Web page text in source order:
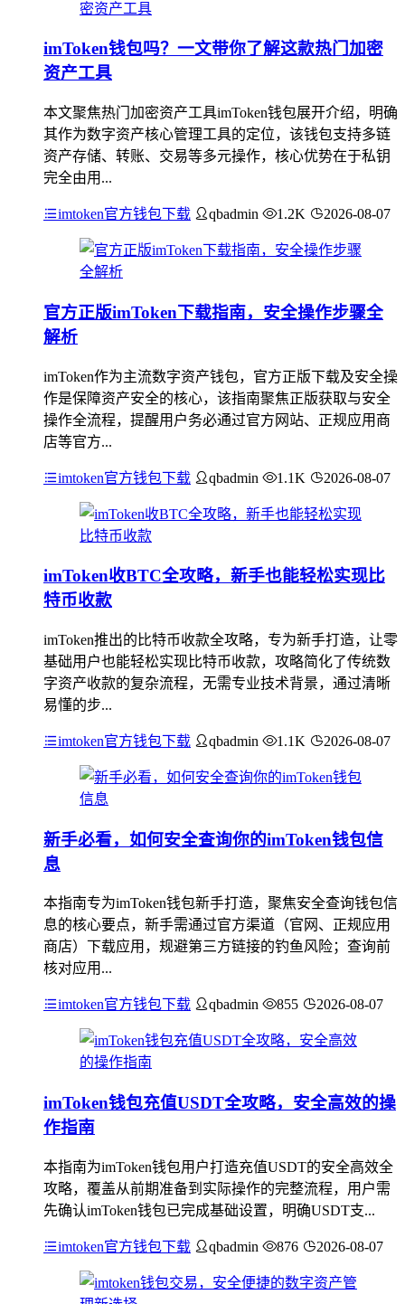
imToken钱包吗？一文带你了解这款热门加密
资产工具
本文聚焦热门加密资产工具imToken钱包展开介绍，明确
其作为数字资产核心管理工具的定位，该钱包支持多链
资产存储、转账、交易等多元操作，核心优势在于私钥
完全由用...
imtoken官方钱包下载 qbadmin 1.2K 2026-08-07
官方正版imToken下载指南，安全操作步骤全
解析
imToken作为主流数字资产钱包，官方正版下载及安全操
作是保障资产安全的核心，该指南聚焦正版获取与安全
操作全流程，提醒用户务必通过官方网站、正规应用商
店等官方...
imtoken官方钱包下载 qbadmin 1.1K 2026-08-07
imToken收BTC全攻略，新手也能轻松实现比
特币收款
imToken推出的比特币收款全攻略，专为新手打造，让零
基础用户也能轻松实现比特币收款，攻略简化了传统数
字资产收款的复杂流程，无需专业技术背景，通过清晰
易懂的步...
imtoken官方钱包下载 qbadmin 1.1K 2026-08-07
新手必看，如何安全查询你的imToken钱包信
息
本指南专为imToken钱包新手打造，聚焦安全查询钱包信
息的核心要点，新手需通过官方渠道（官网、正规应用
商店）下载应用，规避第三方链接的钓鱼风险；查询前
核对应用...
imtoken官方钱包下载 qbadmin 855 2026-08-07
imToken钱包充值USDT全攻略，安全高效的操
作指南
本指南为imToken钱包用户打造充值USDT的安全高效全
攻略，覆盖从前期准备到实际操作的完整流程，用户需
先确认imToken钱包已完成基础设置，明确USDT支...
imtoken官方钱包下载 qbadmin 876 2026-08-07